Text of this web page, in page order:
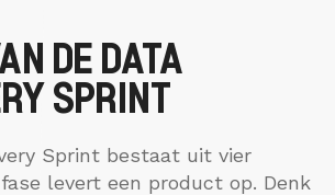
DE DATA
SPRINT
Sprint bestaat uit vier
levert een product op. Denk